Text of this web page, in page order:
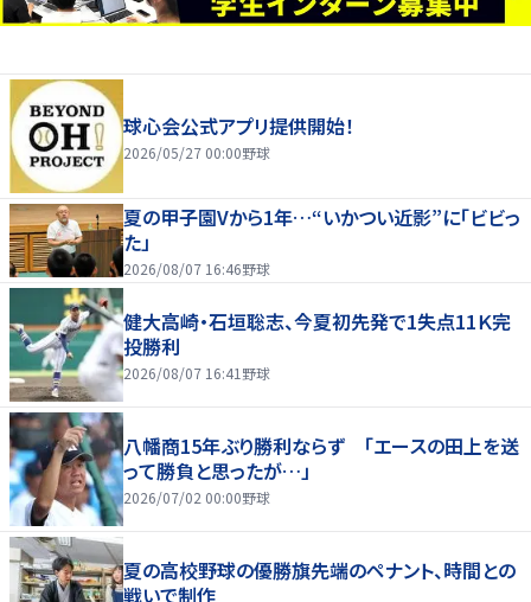
球心会公式アプリ提供開始！
2026/05/27 00:00野球
夏の甲子園Vから1年…“いかつい近影”に「ビビっ
た」
2026/08/07 16:46野球
健大高崎・石垣聡志、今夏初先発で1失点11Ｋ完
投勝利
2026/08/07 16:41 野球
八幡商15年ぶり勝利ならず 「エースの田上を送
って勝負と思ったが…」
2026/07/02 00:00野球
夏の高校野球の優勝旗先端のペナント、時間との
戦いで制作